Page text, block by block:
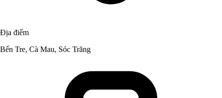
Địa điểm
Bến Tre, Cà Mau, Sóc Trăng